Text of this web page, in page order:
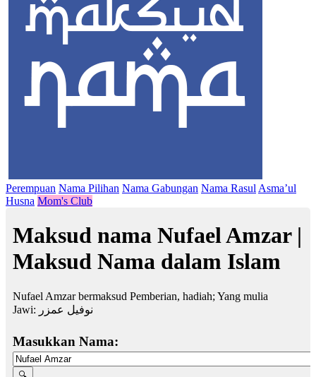
Perempuan Nama Pilihan Nama Gabungan Nama Rasul Asma’ul
Husna Mom's Club
Maksud nama Nufael Amzar |
Maksud Nama dalam Islam
Nufael Amzar bermaksud Pemberian, hadiah; Yang mulia
Jawi: نوفيل عمزر
Masukkan Nama: